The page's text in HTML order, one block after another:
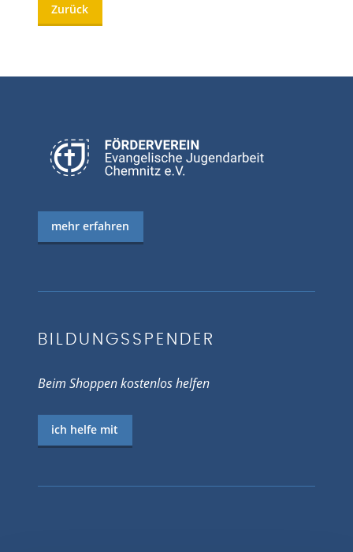
Zurück
mehr erfahren
BILDUNGSSPENDER
Beim Shoppen kostenlos helfen
ich helfe mit